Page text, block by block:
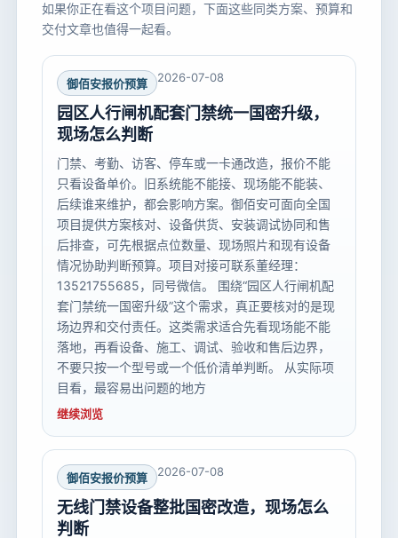
如果你正在看这个项目问题，下面这些同类方案、预算和
交付文章也值得一起看。
御佰安报价预算 2026-07-08
园区人行闸机配套门禁统一国密升级，
现场怎么判断
门禁、考勤、访客、停车或一卡通改造，报价不能
只看设备单价。旧系统能不能接、现场能不能装、
后续谁来维护，都会影响方案。御佰安可面向全国
项目提供方案核对、设备供货、安装调试协同和售
后排查，可先根据点位数量、现场照片和现有设备
情况协助判断预算。项目对接可联系董经理：
13521755685，同号微信。 围绕“园区人行闸机配
套门禁统一国密升级”这个需求，真正要核对的是现
场边界和交付责任。这类需求适合先看现场能不能
落地，再看设备、施工、调试、验收和售后边界，
不要只按一个型号或一个低价清单判断。 从实际项
目看，最容易出问题的地方
继续浏览
御佰安报价预算 2026-07-08
无线门禁设备整批国密改造，现场怎么
判断